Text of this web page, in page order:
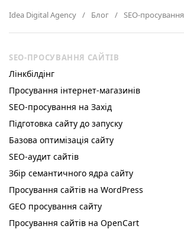
Idea Digital Agency Блог SEO-просування
SEO-ПРОСУВАННЯ САЙТІВ
Лінкбілдінг
Просування інтернет-магазинів
SEO-просування на Захід
Підготовка сайту до запуску
Базова оптимізація сайту
SEO-аудит сайтів
Збір семантичного ядра сайту
Просування сайтів на WordPress
GEO просування сайту
Просування сайтів на OpenCart